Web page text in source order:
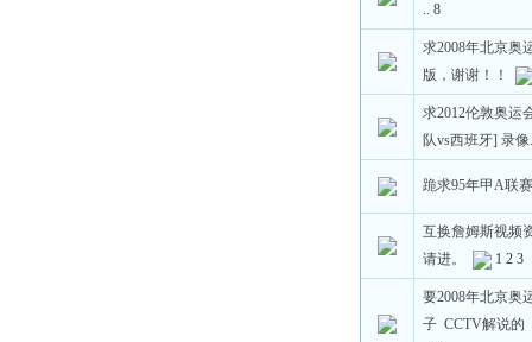
..8
求2008年北京奥
版，谢谢！！
求2012伦敦奥运
队vs西班牙] 录像
跪求95年甲A联
互换詹姆斯视频
请进。
1 2 3
要2008年北京奥
子 CCTV解说的